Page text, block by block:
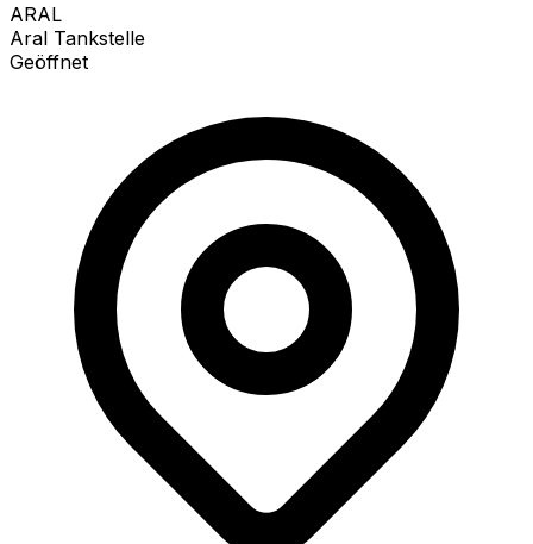
ARAL
Aral Tankstelle
Geöffnet